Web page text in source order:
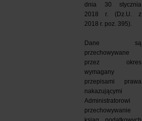
dnia 30 stycznia
2018 r. (Dz.U. z
2018 r. poz. 395).
Dane są
przechowywane
przez okres
wymagany
przepisami prawa
nakazującymi
Administratorowi
przechowywanie